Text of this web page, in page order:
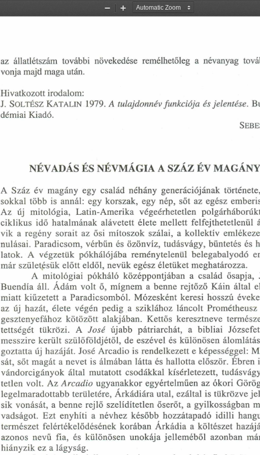
Zoom
Zoom
az  állatlétszám  további  növekedése  remélhetőleg  a  névanyag
vonja majd maga után.
Hivatkozott irodalom:
J.
SO LT É SZ  K a t a l in 1979. A tulajdonnév funkciója és jelentése.
démiai Kiadó.
S
NÉVADÁS ÉS NÉVMÁGIA A SZÁZ ÉV
A  Száz  év  magány  egy  család  néhány  generációjának
sokkal  több  is  annál:  egy  korszak,  egy  nép,  sőt  az  egész
Az  új  mitológia,  Latin-Amerika  végeérhetetlen
ciklikus  idő  hatalmának  alávetett  élete  mellett  felfejthetetlenül
vik  a  regény  sorait  az  ősi  mítoszok  szálai,  a  kollektív
nulásai.  Paradicsom,  vérbün  és  özönvíz,  tudásvágy,  büntetés
latok.  A  végzetük  pókhálójába  reménytelenül  belegabalyodó
már születésük előtt eldől, nevük egész életüket meghatározza.
A  mitológiai  pókháló  középpontjában  a  család  ősapja,
Buendía  áll.  Ádám  volt  ő,  mígnem  a benne  rejtőző  Káin  által
miatt  kiűzetett  a  Paradicsomból.  Mózesként  keresi  hosszú
az  új  hazát,  élete  végén  pedig  a  sziklához  láncolt  Prométheusz
gesztenyefához  kötözött  alakjában.  Kettős  keresztneve
tettségét  tükrözi.  A Jósé
újabb  pátriarchát,  a  bibliai
messzire  került  szülőföldjétől,  de  eszével  és  különösen
goztatta új  hazáját.  Jósé Arcadio is rendelkezett e képességgel:
sát,  sőt magát a nevet is  álmában látta és hallotta először.  Ébren
vándorcigányok  által  mutatott  csodákkal  kísérletezett,
tetlen  volt.  Az Arcadio ugyanakkor egyértelműen  az ókori
legelmaradottabb területére, Árkádiára utal, ezáltal is tükrözve
sik  vonását,  a benne  rejlő  szelídítetlen  őserőt,  a gyilkosságban
vadságot.  Ezt  enyhíti  a  névhez  később  hozzátapadó  idilli
természet  felértékelődésének  korában  Árkádia  a  költészet
azonos  nevű  fia,  és  különösen  unokája jelleméből  azonban
hiányzik ez a lágyság.